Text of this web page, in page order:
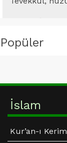
Popüler
İslam
Kur’an-ı Kerim